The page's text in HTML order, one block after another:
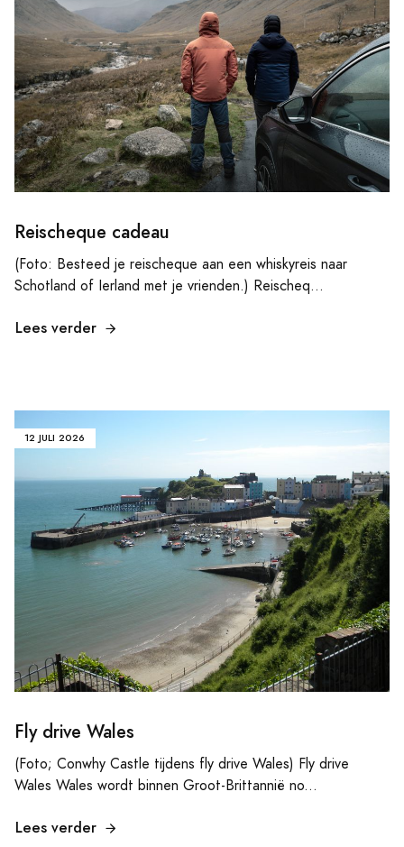
Reischeque cadeau
(Foto: Besteed je reischeque aan een whiskyreis naar
Schotland of Ierland met je vrienden.) Reischeq...
Lees verder
12 JULI 2026
Fly drive Wales
(Foto; Conwhy Castle tijdens fly drive Wales) Fly drive
Wales Wales wordt binnen Groot-Brittannië no...
Lees verder